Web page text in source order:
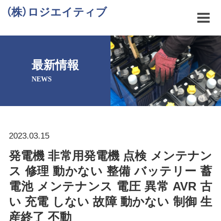
（株）ロジエイティブ
最新情報
NEWS
2023.03.15
発電機 非常用発電機 点検 メンテナン
ス 修理 動かない 整備 バッテリー 蓄
電池 メンテナンス 電圧 異常 AVR 古
い 充電 しない 故障 動かない 制御 生
産終了 不動